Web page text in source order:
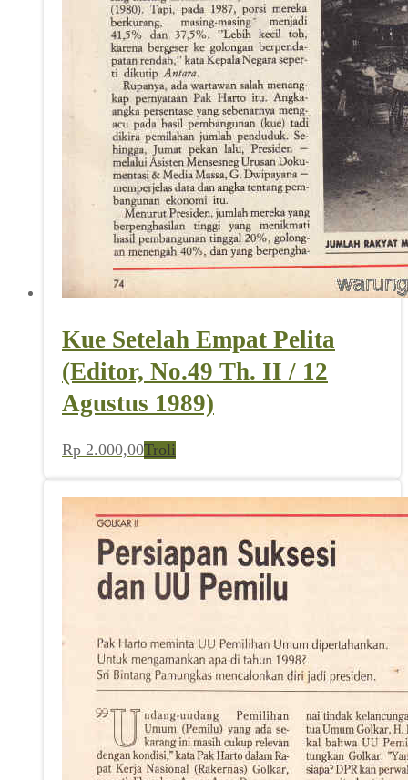
Kue Setelah Empat Pelita
(Editor, No.49 Th. II / 12
Agustus 1989)
Rp 2.000,00Troli